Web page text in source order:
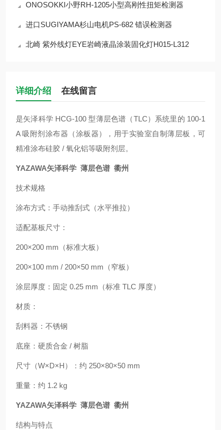
ONOSOKKI小野RH-1205小型高刚性扭矩检测器
进口SUGIYAMA杉山电机PS-682 错误检测器
北崎 紫外线灯EYE岩崎液晶涂装固化灯H015-L312
详细介绍 在线留言
是矢泽科学 HCG-100 型薄层色谱（TLC）系统里的 100-1
A 吸附剂涂布器（涂板器），用于实验室自制薄层板，可
精准涂布硅胶 / 氧化铝等吸附剂层。
YAZAWA矢泽科学 薄层色谱 衢州
技术规格
涂布方式：手动推刮式（水平推拉）
适配基板尺寸：
200×200 mm（标准大板）
200×100 mm / 200×50 mm（窄板）
涂层厚度：固定 0.25 mm（标准 TLC 厚度）
材质：
刮料器：不锈钢
底座：硬质合金 / 树脂
尺寸（W×D×H）：约 250×80×50 mm
重量：约 1.2 kg
YAZAWA矢泽科学 薄层色谱 衢州
结构与特点